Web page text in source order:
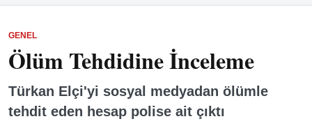
GENEL
Ölüm Tehdidine İnceleme
Türkan Elçi'yi sosyal medyadan ölümle
tehdit eden hesap polise ait çıktı